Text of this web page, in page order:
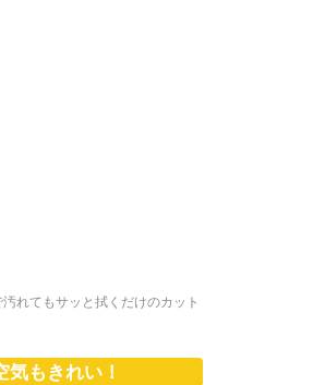
れてもサッと拭くだけのカット
もきれい！